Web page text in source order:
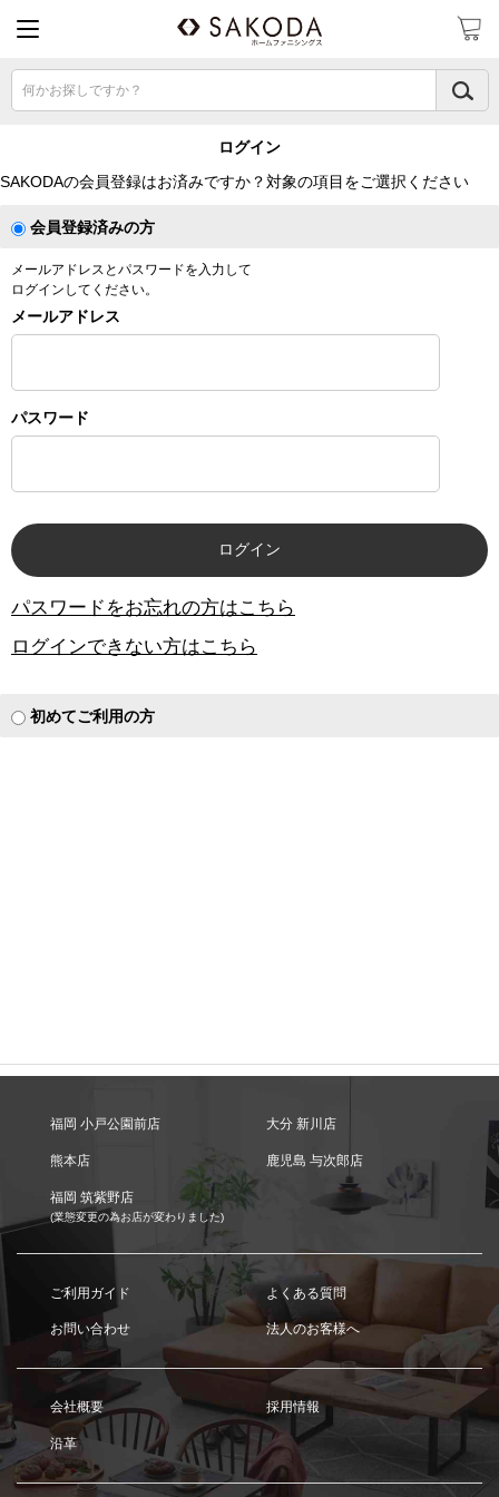
何かお探しですか？
ログイン
SAKODAの会員登録はお済みですか？対象の項目をご選択ください
会員登録済みの方
メールアドレスとパスワードを入力して
ログインしてください。
メールアドレス
パスワード
パスワードをお忘れの方はこちら
ログインできない方はこちら
初めてご利用の方
福岡 小戸公園前店 大分 新川店
熊本店 鹿児島 与次郎店
福岡 筑紫野店
(業態変更の為お店が変わりました)
ご利用ガイド よくある質問
お問い合わせ 法人のお客様へ
会社概要 採用情報
沿革